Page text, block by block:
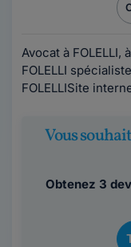
Avocat à FOLELLI,
FOLELLI
FOLELLISite
Vous
Obtenez 3